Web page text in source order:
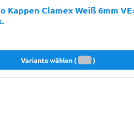
Kappen Clamex Weiß 6mm
Variante wählen ( )